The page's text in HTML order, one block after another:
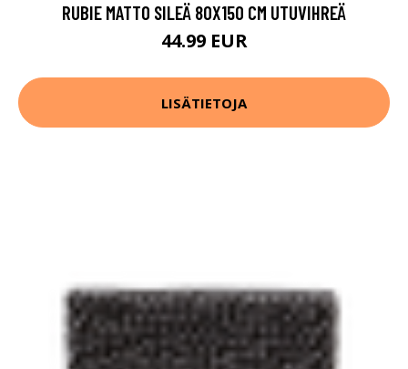
RUBIE MATTO SILEÄ 80X150 CM UTUVIHREÄ
44.99 EUR
LISÄTIETOJA